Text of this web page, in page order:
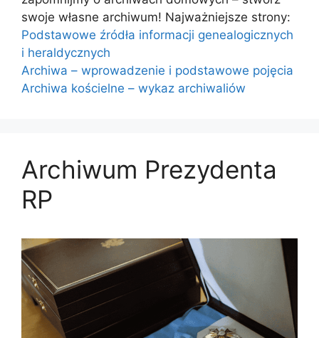
swoje własne archiwum! Najważniejsze strony:
Podstawowe źródła informacji genealogicznych
i heraldycznych
Archiwa – wprowadzenie i podstawowe pojęcia
Archiwa kościelne – wykaz archiwaliów
Archiwum Prezydenta
RP